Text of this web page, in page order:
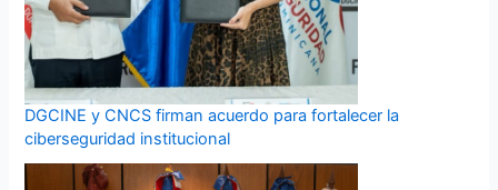
DGCINE y CNCS firman acuerdo para fortalecer la
ciberseguridad institucional